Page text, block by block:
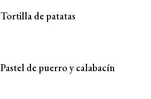
Tortilla de patatas
Pastel de puerro y calabacín